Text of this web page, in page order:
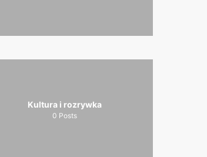
Kultura i rozrywka
0 Posts